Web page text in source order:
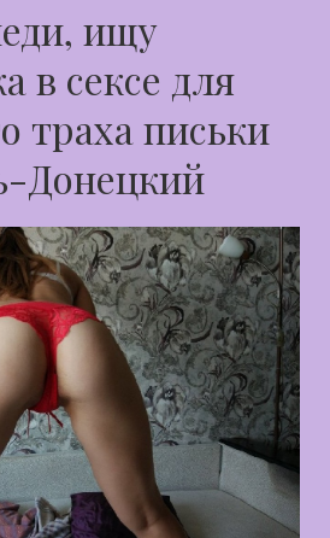
ищу
в сексе для
траха письки
Донецкий